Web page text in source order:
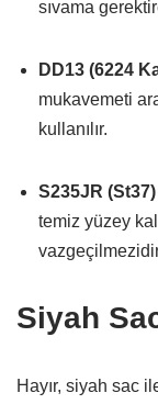
sıvama
DD13 (6224
mukavemeti
kullanılır.
S235JR
temiz yüzey
Siyah
Hayır, siyah sac